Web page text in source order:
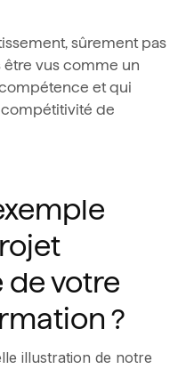
sûrement pas
être vus comme un
et qui
de
votre
?
illustration de notre